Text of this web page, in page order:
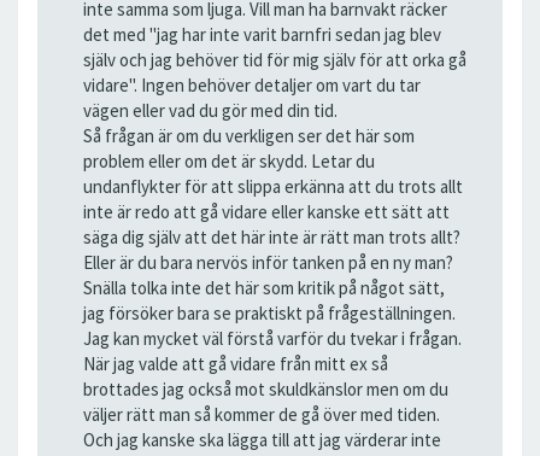
inte samma som ljuga. Vill man ha barnvakt räcker
det med "jag har inte varit barnfri sedan jag blev
själv och jag behöver tid för mig själv för att orka gå
vidare". Ingen behöver detaljer om vart du tar
vägen eller vad du gör med din tid.
Så frågan är om du verkligen ser det här som
problem eller om det är skydd. Letar du
undanflykter för att slippa erkänna att du trots allt
inte är redo att gå vidare eller kanske ett sätt att
säga dig själv att det här inte är rätt man trots allt?
Eller är du bara nervös inför tanken på en ny man?
Snälla tolka inte det här som kritik på något sätt,
jag försöker bara se praktiskt på frågeställningen.
Jag kan mycket väl förstå varför du tvekar i frågan.
När jag valde att gå vidare från mitt ex så
brottades jag också mot skuldkänslor men om du
väljer rätt man så kommer de gå över med tiden.
Och jag kanske ska lägga till att jag värderar inte